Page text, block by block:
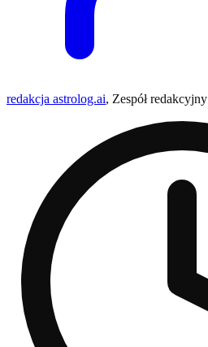
redakcja astrolog.ai, Zespół redakcyjny